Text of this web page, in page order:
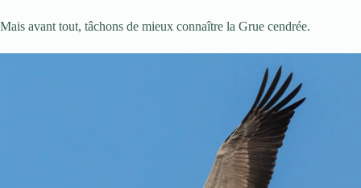
Mais avant tout, tâchons de mieux connaître la Grue cendrée.